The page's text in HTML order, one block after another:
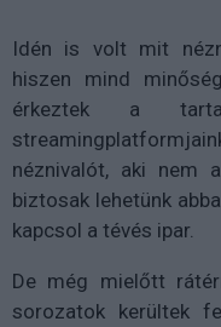
Idén is volt mit
hiszen mind
érkeztek a
néznivalót, aki nem
biztosak lehetünk
kapcsol a tévés ipar.
De még mielőtt
sorozatok kerültek